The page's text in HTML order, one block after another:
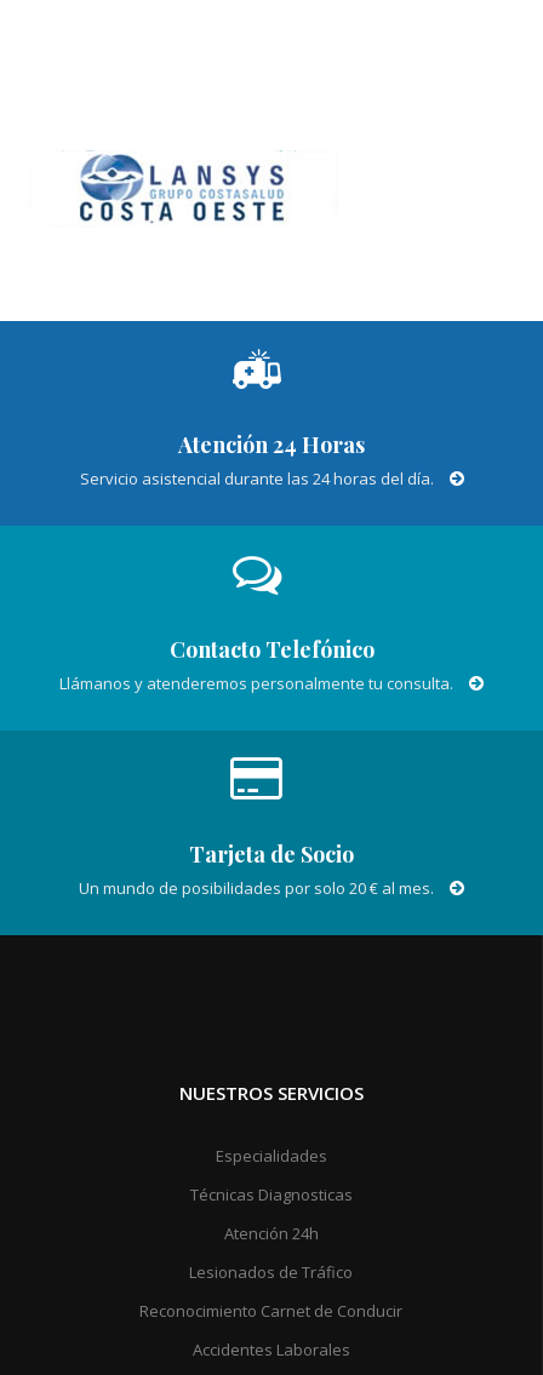
Atención 24 Horas
Servicio asistencial durante las 24 horas del día.
Contacto Telefónico
Llámanos y atenderemos personalmente tu consulta.
Tarjeta de Socio
Un mundo de posibilidades por solo 20 € al mes.
NUESTROS SERVICIOS
Especialidades
Técnicas Diagnosticas
Atención 24h
Lesionados de Tráfico
Reconocimiento Carnet de Conducir
Accidentes Laborales